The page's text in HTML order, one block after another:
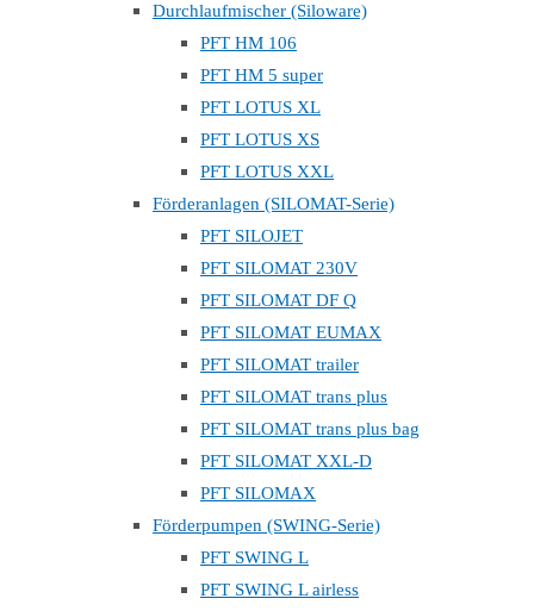
Durchlaufmischer (Siloware)
PFT HM 106
PFT HM 5 super
PFT LOTUS XL
PFT LOTUS XS
PFT LOTUS XXL
Förderanlagen (SILOMAT-Serie)
PFT SILOJET
PFT SILOMAT 230V
PFT SILOMAT DF Q
PFT SILOMAT EUMAX
PFT SILOMAT trailer
PFT SILOMAT trans plus
PFT SILOMAT trans plus bag
PFT SILOMAT XXL-D
PFT SILOMAX
Förderpumpen (SWING-Serie)
PFT SWING L
PFT SWING L airless